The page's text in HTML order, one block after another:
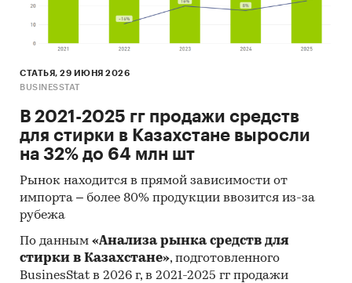
СТАТЬЯ, 29 ИЮНЯ 2026
BUSINESSTAT
В 2021-2025 гг продажи средств
для стирки в Казахстане выросли
на 32% до 64 млн шт
Рынок находится в прямой зависимости от
импорта – более 80% продукции ввозится из-за
рубежа
По данным «Анализа рынка средств для
стирки в Казахстане», подготовленного
BusinesStat в 2026 г, в 2021-2025 гг продажи